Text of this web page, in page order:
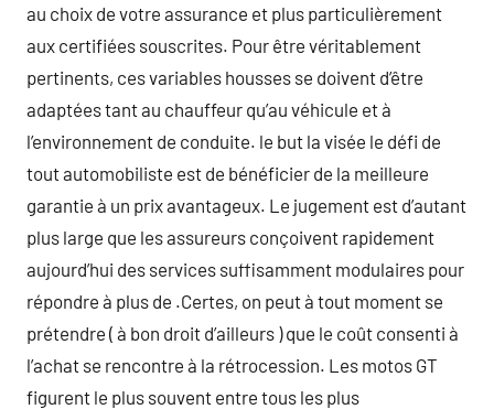
au choix de votre assurance et plus particulièrement
aux certifiées souscrites. Pour être véritablement
pertinents, ces variables housses se doivent d’être
adaptées tant au chauffeur qu’au véhicule et à
l’environnement de conduite. le but la visée le défi de
tout automobiliste est de bénéficier de la meilleure
garantie à un prix avantageux. Le jugement est d’autant
plus large que les assureurs conçoivent rapidement
aujourd’hui des services suffisamment modulaires pour
répondre à plus de .Certes, on peut à tout moment se
prétendre ( à bon droit d’ailleurs ) que le coût consenti à
l’achat se rencontre à la rétrocession. Les motos GT
figurent le plus souvent entre tous les plus